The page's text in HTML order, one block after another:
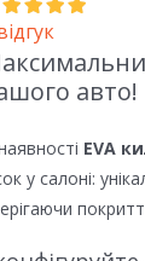
авто!
EVA
у салоні: